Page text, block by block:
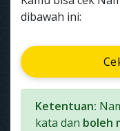
dibawah ini:
Ketentuan:
kata dan boleh